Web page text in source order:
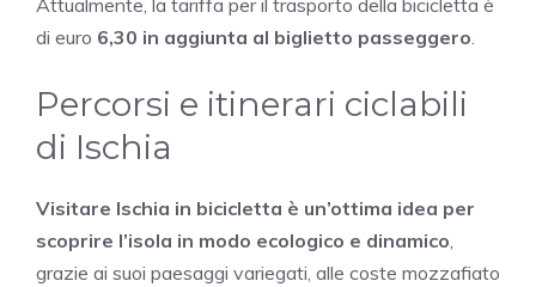
Attualmente, la tariffa per il trasporto della bicicletta è
di euro 6,30 in aggiunta al biglietto passeggero.
Percorsi e itinerari ciclabili
di Ischia
Visitare Ischia in bicicletta è un’ottima idea per
scoprire l’isola in modo ecologico e dinamico,
grazie ai suoi paesaggi variegati, alle coste mozzafiato